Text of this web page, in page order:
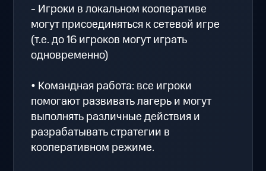
- Игроки в локальном кооперативе
могут присоединяться к сетевой игре
(т.е. до 16 игроков могут играть
одновременно)
• Командная работа: все игроки
помогают развивать лагерь и могут
выполнять различные действия и
разрабатывать стратегии в
кооперативном режиме.